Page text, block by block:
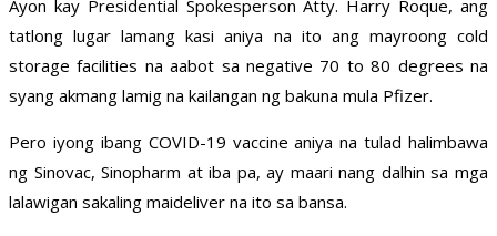
Ayon kay Presidential Spokesperson Atty. Harry Roque, ang
tatlong lugar lamang kasi aniya na ito ang mayroong cold
storage facilities na aabot sa negative 70 to 80 degrees na
syang akmang lamig na kailangan ng bakuna mula Pfizer.
Pero iyong ibang COVID-19 vaccine aniya na tulad halimbawa
ng Sinovac, Sinopharm at iba pa, ay maari nang dalhin sa mga
lalawigan sakaling maideliver na ito sa bansa.